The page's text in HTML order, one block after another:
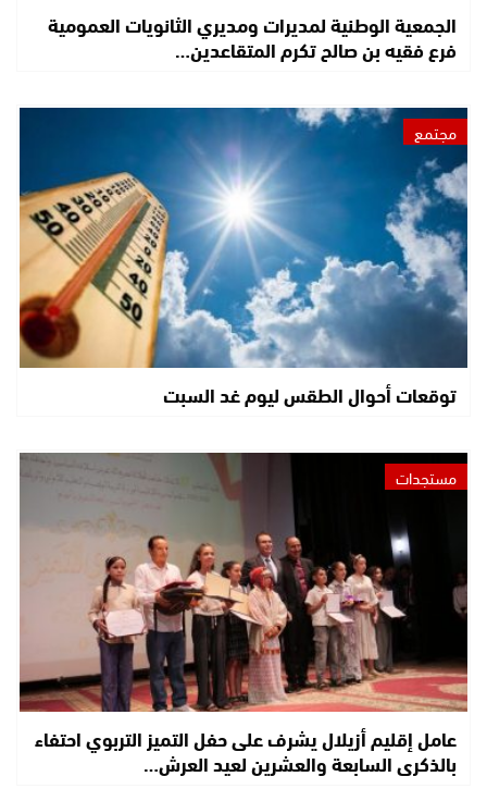
الجمعية الوطنية لمديرات ومديري الثانويات العمومية
فرع فقيه بن صالح تكرم المتقاعدين…
مجتمع
توقعات أحوال الطقس ليوم غد السبت
مستجدات
عامل إقليم أزيلال يشرف على حفل التميز التربوي احتفاء
بالذكرى السابعة والعشرين لعيد العرش…